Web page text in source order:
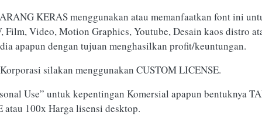
KERAS menggunakan atau memanfaatkan font ini
Video, Motion Graphics, Youtube, Desain kaos distro
apapun dengan tujuan menghasilkan profit/keuntungan.
silakan menggunakan CUSTOM LICENSE.
Use” untuk kepentingan Komersial apapun bentuknya
100x Harga lisensi desktop.